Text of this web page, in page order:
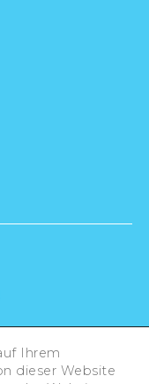
Ihrem
dieser Website